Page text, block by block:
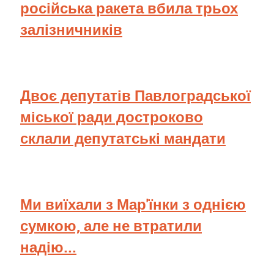
російська ракета вбила трьох
залізничників
Двоє депутатів Павлоградської
міської ради достроково
склали депутатські мандати
Ми виїхали з Мар'їнки з однією
сумкою, але не втратили
надію...